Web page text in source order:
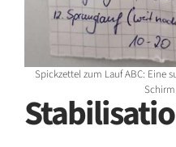
Spickzettel zum Lauf ABC: Eine